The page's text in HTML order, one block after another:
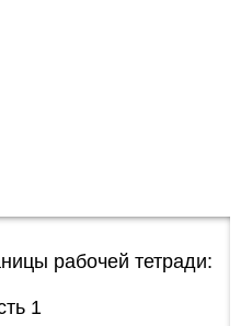
рабочей тетради:
1